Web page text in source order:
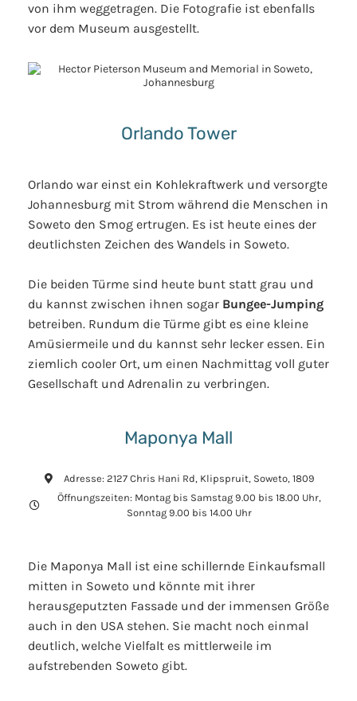
von ihm weggetragen. Die Fotografie ist ebenfalls
vor dem Museum ausgestellt.
Orlando Tower
Orlando war einst ein Kohlekraftwerk und versorgte
Johannesburg mit Strom während die Menschen in
Soweto den Smog ertrugen. Es ist heute eines der
deutlichsten Zeichen des Wandels in Soweto.
Die beiden Türme sind heute bunt statt grau und
du kannst zwischen ihnen sogar Bungee-Jumping
betreiben. Rundum die Türme gibt es eine kleine
Amüsiermeile und du kannst sehr lecker essen. Ein
ziemlich cooler Ort, um einen Nachmittag voll guter
Gesellschaft und Adrenalin zu verbringen.
Maponya Mall
Adresse: 2127 Chris Hani Rd, Klipspruit, Soweto, 1809
Öffnungszeiten: Montag bis Samstag 9.00 bis 18.00 Uhr,
Sonntag 9.00 bis 14.00 Uhr
Die Maponya Mall ist eine schillernde Einkaufsmall
mitten in Soweto und könnte mit ihrer
herausgeputzten Fassade und der immensen Größe
auch in den USA stehen. Sie macht noch einmal
deutlich, welche Vielfalt es mittlerweile im
aufstrebenden Soweto gibt.